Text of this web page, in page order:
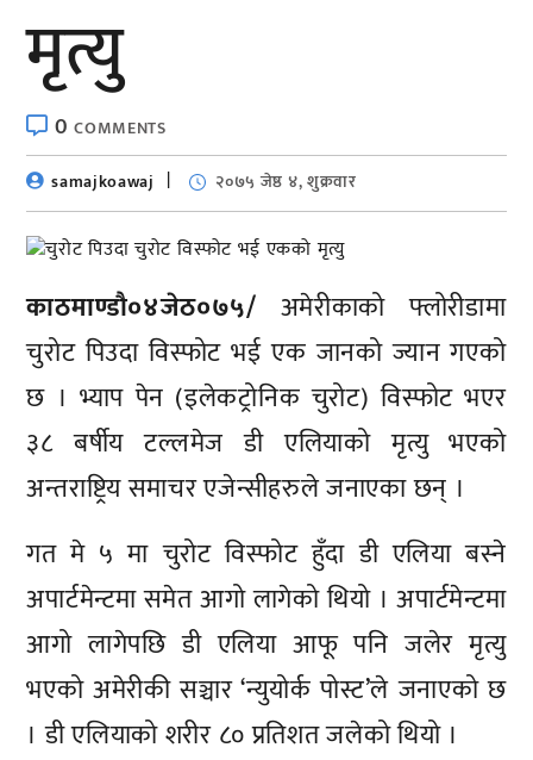
मृत्यु
0COMMENTS
samajkoawaj
२०७५ जेष्ठ ४, शुक्रवार
काठमाण्डाै०४जेठ०७५/ अमेरीकाको फ्लोरीडामा
चुरोट पिउदा विस्फोट भई एक जानको ज्यान गएको
छ । भ्याप पेन (इलेकट्रोनिक चुरोट) विस्फोट भएर
३८ बर्षीय टल्लमेज डी एलियाको मृत्यु भएको
अन्तराष्ट्रिय समाचर एजेन्सीहरुले जनाएका छन् ।
गत मे ५ मा चुरोट विस्फोट हुँदा डी एलिया बस्ने
अपार्टमेन्टमा समेत आगो लागेको थियो । अपार्टमेन्टमा
आगो लागेपछि डी एलिया आफू पनि जलेर मृत्यु
भएको अमेरीकी सञ्चार ‘न्युयोर्क पोस्ट’ले जनाएको छ
। डी एलियाको शरीर ८० प्रतिशत जलेको थियो ।